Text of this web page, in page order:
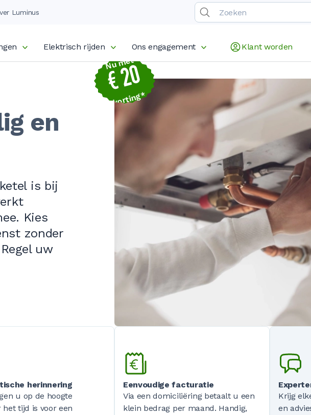
Luminus
Elektrisch rijden Ons engagement Klant worden
en
is bij
Kies
zonder
uw
Nu met
€ 20
korting*
herinnering
u op de hoogte
het tijd is voor een
Eenvoudige facturatie
Via een domiciliëring betaalt u een
klein bedrag per maand. Handig,
Krijg
en